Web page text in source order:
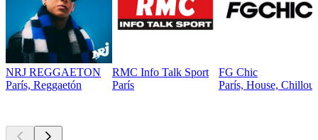
NRJ REGGAETON
París, Reggaetón
RMC Info Talk Sport
París
FG Chic
París, House,